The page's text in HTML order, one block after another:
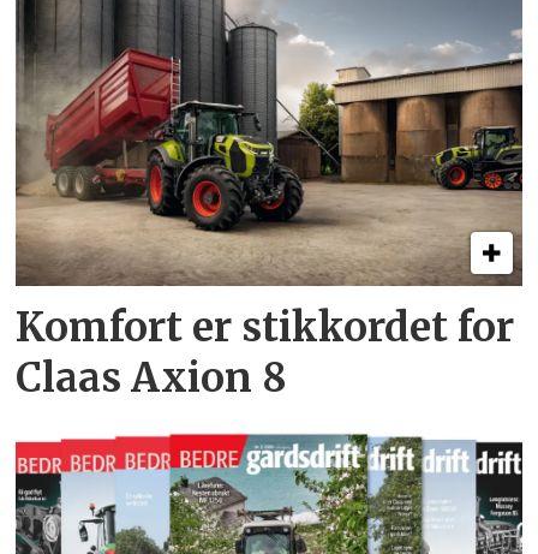
Komfort er stikkordet for
Claas Axion 8